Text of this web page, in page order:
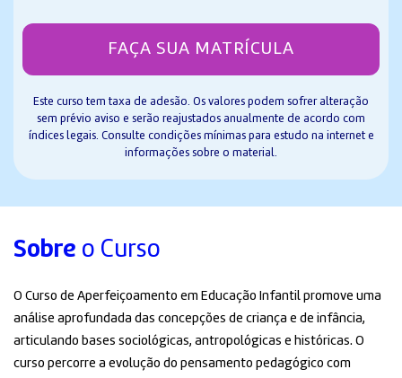
Sobre o Curso
O Curso de Aperfeiçoamento em Educação Infantil promove uma
análise aprofundada das concepções de criança e de infância,
articulando bases sociológicas, antropológicas e históricas. O
curso percorre a evolução do pensamento pedagógico com
FAÇA SUA MATRÍCULA
Este curso tem taxa de adesão. Os valores podem sofrer alteração
sem prévio aviso e serão reajustados anualmente de acordo com
índices legais. Consulte condições mínimas para estudo na internet e
informações sobre o material.